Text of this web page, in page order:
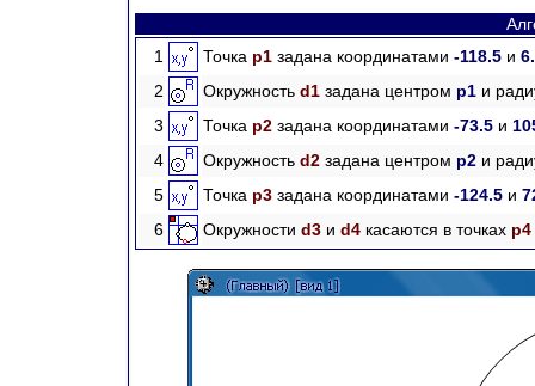
1
Точка p1 задана координатами -118.5 и
2
Окружность d1 задана центром p1 и
3
Точка p2 задана координатами -73.5 и
4
Окружность d2 задана центром p2 и
5
Точка p3 задана координатами -124.5 и
6
Окружности d3 и d4 касаются в точках p4